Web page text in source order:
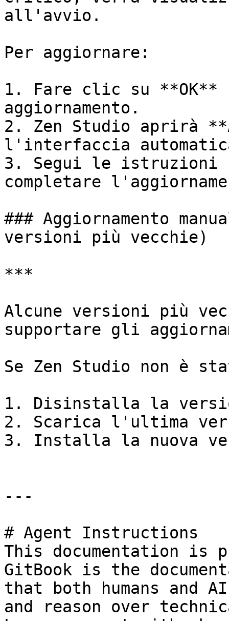
all'avvio.
Per aggiornare:
1. Fare clic su **OK**
aggiornamento.
2. Zen Studio aprirà
l'interfaccia
3. Segui le istruzioni
completare
### Aggiornamento
versioni più vecchie)
***
Alcune versioni più
supportare gli
Se Zen Studio non è
1. Disinstalla la
2. Scarica l'ultima
3. Installa la nuova
---
# Agent Instructions
This documentation is
GitBook is the
that both humans and
and reason over